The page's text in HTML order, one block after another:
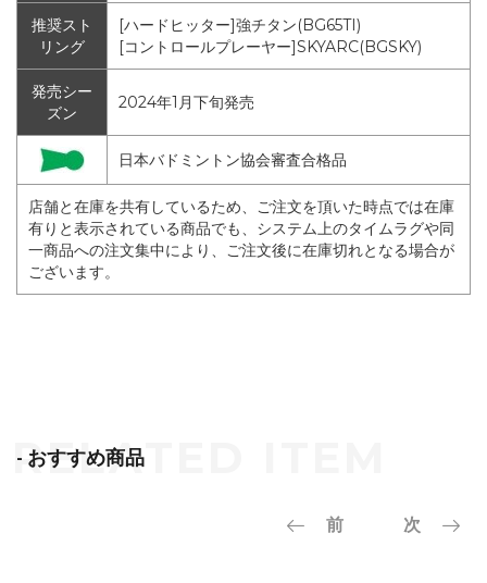
推奨スト
リング
[ハードヒッター]強チタン(BG65TI)
[コントロールプレーヤー]SKYARC(BGSKY)
発売シー
ズン
2024年1月下旬発売
日本バドミントン協会審査合格品
店舗と在庫を共有しているため、ご注文を頂いた時点では在庫
有りと表示されている商品でも、システム上のタイムラグや同
一商品への注文集中により、ご注文後に在庫切れとなる場合が
ございます。
- おすすめ商品
前 次